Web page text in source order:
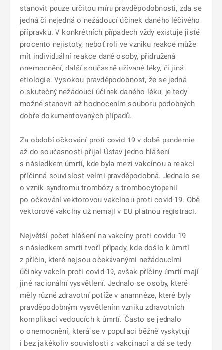
stanovit pouze určitou míru pravděpodobnosti, zda se
jedná či nejedná o nežádoucí účinek daného léčivého
přípravku. V konkrétních případech vždy existuje jisté
procento nejistoty, neboť roli ve vzniku reakce může
mít individuální reakce dané osoby, přidružená
onemocnění, další současně užívané léky, či jiná
etiologie. Vysokou pravděpodobnost, že se jedná
o skutečný nežádoucí účinek daného léku, je tedy
možné stanovit až hodnocením souboru podobných
dobře dokumentovaných případů.
Za období očkování proti covid-19 v době pandemie
až do současnosti přijal Ústav jedno hlášení
s následkem úmrtí, kde byla mezi vakcínou a reakcí
příčinná souvislost velmi pravděpodobná. Jednalo se
o vznik syndromu trombózy s trombocytopenií
po očkování vektorovou vakcínou proti covid-19. Obě
vektorové vakcíny už nemají v EU platnou registraci.
Největší počet hlášení na vakcíny proti covidu-19
s následkem smrti tvoří případy, kde došlo k úmrtí
z příčin, které nejsou očekávanými nežádoucími
účinky vakcín proti covid-19, avšak příčiny úmrtí mají
jiné racionální vysvětlení. Jednalo se osoby, které
měly různé zdravotní potíže v anamnéze, které byly
pravděpodobným vysvětlením vzniku zdravotních
komplikací vedoucích k úmrtí. Často se jednalo
o onemocnění, která se v populaci běžně vyskytují
i bez jakékoliv souvislosti s vakcinací a dá se tedy